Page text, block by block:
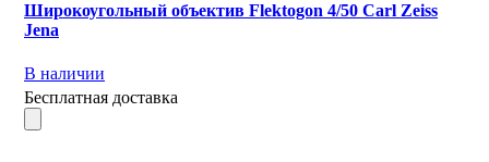
Широкоугольный объектив Flektogon 4/50 Carl Zeiss
Jena
В наличии
Бесплатная доставка